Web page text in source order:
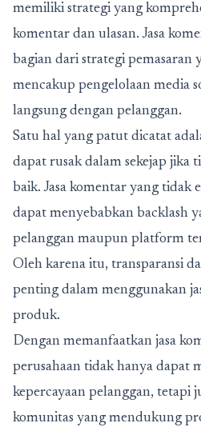
memiliki strategi yang
komentar dan ulasan. Jasa
bagian dari strategi pemasaran
mencakup pengelolaan media
langsung dengan pelanggan.
Satu hal yang patut dicatat
dapat rusak dalam sekejap jika
baik. Jasa komentar yang tidak
dapat menyebabkan backlash
pelanggan maupun platform
Oleh karena itu, transparansi
penting dalam menggunakan
produk.
Dengan memanfaatkan jasa
perusahaan tidak hanya dapat
kepercayaan pelanggan, tetapi
komunitas yang mendukung